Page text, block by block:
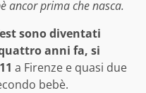
ancor prima che nasca.
sono diventati
anni fa, si
a Firenze e quasi due
bebè.